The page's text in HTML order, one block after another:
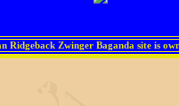
Ridgeback Zwinger Baganda site is